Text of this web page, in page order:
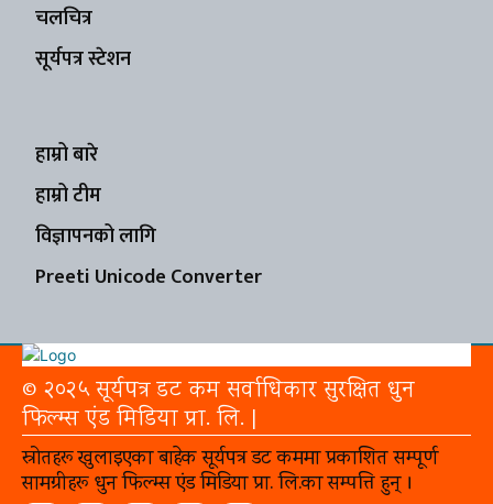
चलचित्र
सूर्यपत्र स्टेशन
हाम्रो बारे
हाम्रो टीम
विज्ञापनको लागि
Preeti Unicode Converter
© २०२५ सूर्यपत्र डट कम सर्वाधिकार सुरक्षित धुन
फिल्म्स एंड मिडिया प्रा. लि. |
स्रोतहरू खुलाइएका बाहेक सूर्यपत्र डट कममा प्रकाशित सम्पूर्ण
सामग्रीहरू धुन फिल्म्स एंड मिडिया प्रा. लि.का सम्पत्ति हुन् ।